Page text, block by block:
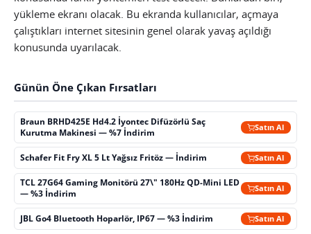
yükleme ekranı olacak. Bu ekranda kullanıcılar, açmaya
çalıştıkları internet sitesinin genel olarak yavaş açıldığı
konusunda uyarılacak.
Günün Öne Çıkan Fırsatları
Braun BRHD425E Hd4.2 İyontec Difüzörlü Saç
Kurutma Makinesi — %7 İndirim
Satın Al
Schafer Fit Fry XL 5 Lt Yağsız Fritöz — İndirim Satın Al
TCL 27G64 Gaming Monitörü 27\" 180Hz QD-Mini LED
— %3 İndirim
Satın Al
JBL Go4 Bluetooth Hoparlör, IP67 — %3 İndirim Satın Al